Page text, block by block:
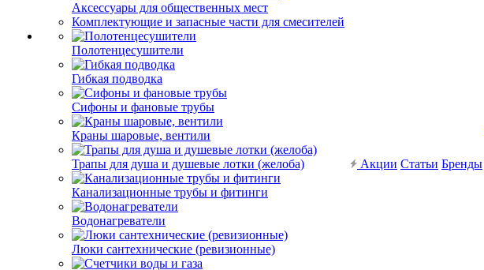
Аксессуары для общественных мест
Комплектующие и запасные части для смесителей
Полотенцесушители
Гибкая подводка
Сифоны и фановые трубы
Краны шаровые, вентили
Трапы для душа и душевые лотки (желоба)
Канализационные трубы и фитинги
Водонагреватели
Люки сантехнические (ревизионные)
Акции Статьи Бренды